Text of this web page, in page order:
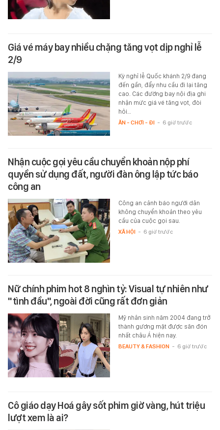
Giá vé máy bay nhiều chặng tăng vọt dịp nghỉ lễ
2/9
Kỳ nghỉ lễ Quốc khánh 2/9 đang
đến gần, đẩy nhu cầu đi lại tăng
cao. Các đường bay nội địa ghi
nhận mức giá vé tăng vọt, đòi
hỏi…
ĂN - CHƠI - ĐI - 6 giờ trước
Nhận cuộc gọi yêu cầu chuyển khoản nộp phí
quyền sử dụng đất, người đàn ông lập tức báo
công an
Công an cảnh báo người dân
không chuyển khoản theo yêu
cầu của cuộc gọi sau.
XÃ HỘI - 6 giờ trước
Nữ chính phim hot 8 nghìn tỷ: Visual tự nhiên như
"tình đầu", ngoài đời cũng rất đơn giản
Mỹ nhân sinh năm 2004 đang trở
thành gương mặt được săn đón
nhất châu Á hiện nay.
BEAUTY & FASHION - 6 giờ trước
Cô giáo dạy Hoá gây sốt phim giờ vàng, hút triệu
lượt xem là ai?